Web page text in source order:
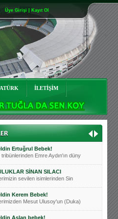
Üye Girişi | Kayıt Ol
İLETİŞİM
Ceyhun Tetik
tribünlerinin sevilen isimlerinde
önü açılsın is
Bursasporlular Derneği Başkanı
Alaz Bebek!
sistem yöneticisi, ekibimizin
Göktuğ Bebek!
ekibimizden ve tribünlerimizi
Kadir Kağan Bebek!
Basri İleri'nin dü
Ertuğrul Bebek!
Emre Aydın'ın düny
SİNAN SILACI
sevilen isimlerinden Sin
Kerem Bebek!
Mesut Ulusoy'un (Duka)
Aslan bebek!